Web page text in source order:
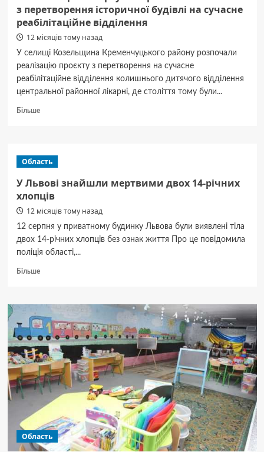
з перетворення історичної будівлі на сучасне
реабілітаційне відділення
12 місяців тому назад
У селищі Козельщина Кременчуцького району розпочали
реалізацію проєкту з перетворення на сучасне
реабілітаційне відділення колишнього дитячого відділення
центральної районної лікарні, де століття тому були...
БільшеДокладніше
з перетворення
будівлі
на сучасне
реабілітаційне
Область
У Львові знайшли мертвими двох 14-річних
хлопців
12 місяців тому назад
12 серпня у приватному будинку Львова були виявлені тіла
двох 14-річних хлопців без ознак життя Про це повідомила
поліція області,...
БільшеДокладніше
Львові
мертвими
двох
14-
річних
хлопців
Область